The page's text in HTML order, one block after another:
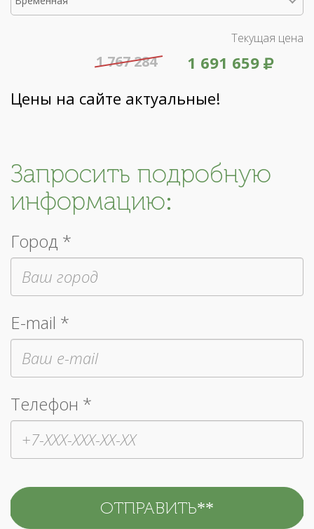
Текущая цена
1 691 659
1 767 284
Цены на сайте актуальные!
Запросить подробную
информацию:
Город *
E-mail *
Телефон *